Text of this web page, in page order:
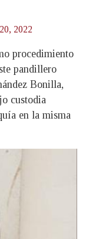
2022
procedimiento
pandillero
Bonilla,
custodia
en la misma